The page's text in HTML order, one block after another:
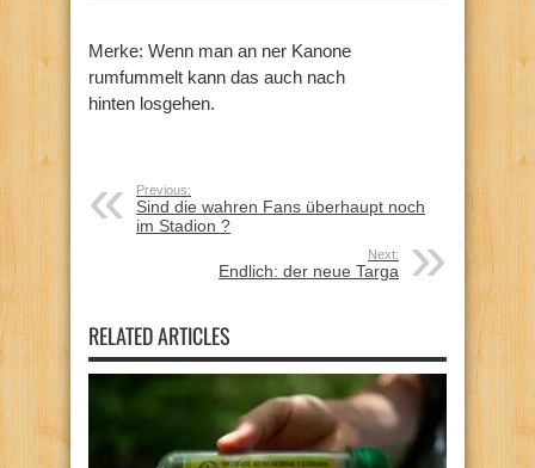
Merke: Wenn man an ner Kanone
rumfummelt kann das auch nach
hinten losgehen.
Previous:
Sind die wahren Fans überhaupt noch
im Stadion ?
Next:
Endlich: der neue Targa
RELATED ARTICLES